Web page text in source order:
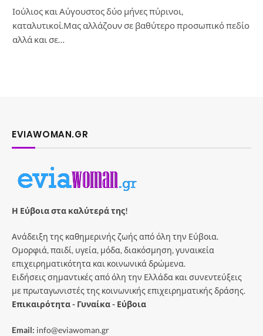
Ιούλιος και Αύγουστος δύο μήνες πύρινοι,
καταλυτικοί.Μας αλλάζουν σε βαθύτερο προσωπικό πεδίο
αλλά και σε…
EVIAWOMAN.GR
Η Εύβοια στα καλύτερά της!
Ανάδειξη της καθημερινής ζωής από όλη την Εύβοια.
Ομορφιά, παιδί, υγεία, μόδα, διακόσμηση, γυναικεία
επιχειρηματικότητα και κοινωνικά δρώμενα.
Ειδήσεις σημαντικές από όλη την Ελλάδα και συνεντεύξεις
με πρωταγωνιστές της κοινωνικής επιχειρηματικής δράσης.
Επικαιρότητα - Γυναίκα - Εύβοια
Email: info@eviawoman.gr